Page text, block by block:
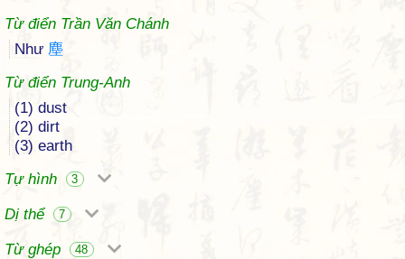
Từ điển Trần Văn Chánh
Như 塵
Từ điển Trung-Anh
(1) dust
(2) dirt
(3) earth
Tự hình
3
Dị thể 7
Từ ghép 48